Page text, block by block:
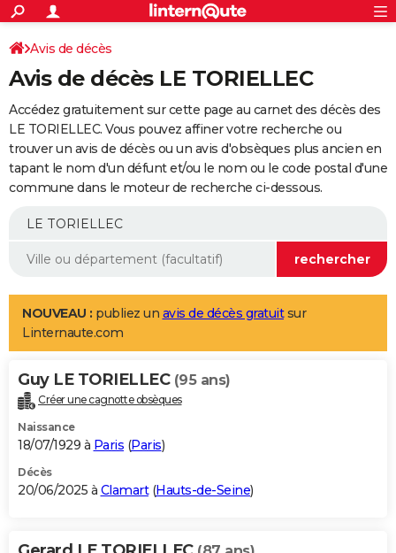
ACTUALITÉS
Politique
Société
Faits Divers
Education
Monde
Villes
+
SPORT
Coupe du monde 2026
Football
Tennis
Cyclisme
Rugby
Forum
Programme TV
TNTStreaming
Cinéma
Sorties cinéma
Musique
+FINANCE
Retraite
Epargne
Immobilier
Risques naturels par ville
Assurance
AUTO
Essais
Réserver un essai
Citadines
Berlines
SUV
Forum auto
+
Mobiles
Meilleur smartphone
Internet
Ordinateurs
Jeux vidéo
Guide high-tech
Aménagement intérieur
LIFESTYLE
Art de vivre
Bien-être
Loisirs
Mode
Modes de vie
Alimentation
Guide de la santé
Maladies
Médicaments
Sommeil
VOYAGE
Destinations
City break
Voyage nature
Voyage de noces
Forum
Climat
+PHOTO
GUIDES D'ACHAT
BONS PLANS
Avis de décès
Avis de décès LE TORIELLEC
Accédez gratuitement sur cette page au carnet des décès des
LE TORIELLEC. Vous pouvez affiner votre recherche ou
trouver un avis de décès ou un avis d'obsèques plus ancien en
tapant le nom d'un défunt et/ou le nom ou le code postal d'une
commune dans le moteur de recherche ci-dessous.
NOUVEAU : publiez un avis de décès gratuitsur
Linternaute.com
Guy LE TORIELLEC (95 ans)
Créer une cagnotte obsèques
Naissance
18/07/1929 à Paris (Paris)
Décès
20/06/2025 à Clamart(Hauts-de-Seine)